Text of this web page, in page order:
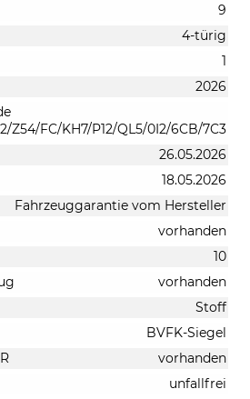
9
4-türig
1
2026
Z54/FC/KH7/P12/QL5/0I2/6CB/7C3
26.05.2026
18.05.2026
Fahrzeuggarantie vom Hersteller
vorhanden
10
vorhanden
Stoff
BVFK-Siegel
vorhanden
unfallfrei